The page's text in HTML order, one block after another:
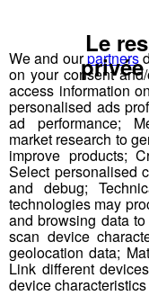
(particules ultra
métaux lourds.
L'ANSES
l'environnement)
PUF doivent entrer
l'air.
ATMO,
qualité de l'air
"d'émissions
brouillards d'huile",
We and ourpartners
on your consent
access information
personalised ads
ad performance;
market research to
improve products;
Select personalised
and debug;
technologies may
and browsing data
scan device
geolocation data;
Link different
device
Le